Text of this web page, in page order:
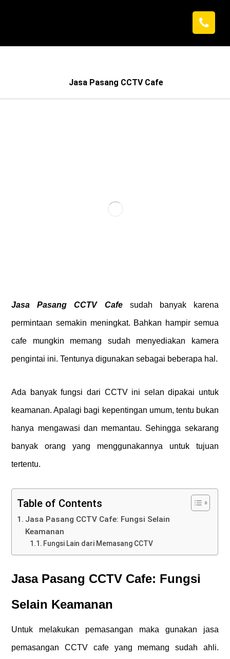
Jasa Pasang CCTV Cafe
Jasa Pasang CCTV Cafesudah banyak karena
permintaan semakin meningkat. Bahkan hampir semua
cafe mungkin memang sudah menyediakan kamera
pengintai ini. Tentunya digunakan sebagai beberapa hal.
Ada banyak fungsi dari CCTV ini selan dipakai untuk
keamanan. Apalagi bagi kepentingan umum, tentu bukan
hanya mengawasi dan memantau. Sehingga sekarang
banyak orang yang menggunakannya untuk tujuan
tertentu.
Table of Contents
Jasa Pasang CCTV Cafe: Fungsi Selain
Keamanan
Fungsi Lain dari Memasang CCTV
Jasa Pasang CCTV Cafe: Fungsi
Selain Keamanan
Untuk melakukan pemasangan maka gunakan jasa
pemasangan CCTV cafe yang memang sudah ahli.